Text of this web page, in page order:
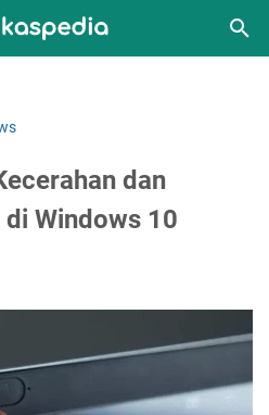
dan
Windows 10